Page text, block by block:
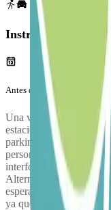
Instrucciones
Antes de tu viaje
Una vez que llegues al
estaciona tu vehículo y
parking SABA P1 para
personal en el punto de
interfono en las cajas
Alternativamente,
espera una respuesta.
ya que no será